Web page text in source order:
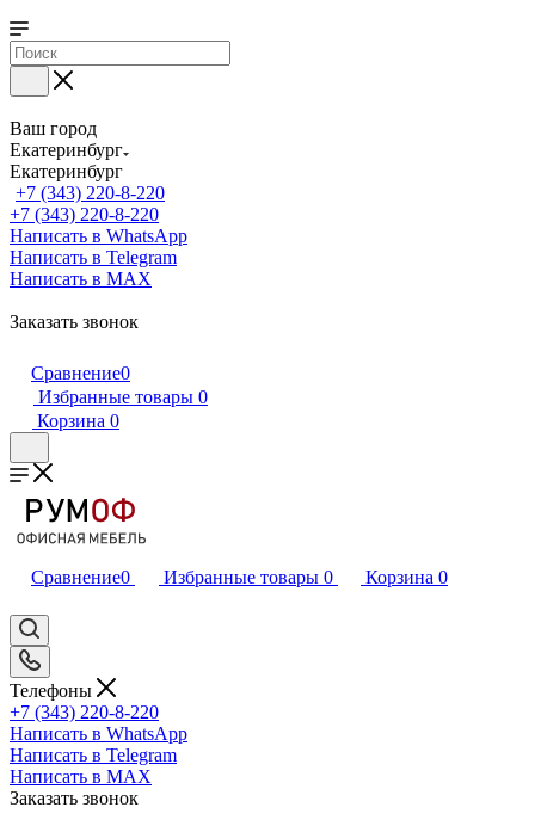
Ваш город
Екатеринбург
Екатеринбург
+7 (343) 220-8-220
+7 (343) 220-8-220
Написать в WhatsApp
Написать в Telegram
Написать в MAX
Заказать звонок
Сравнение0
Избранные товары 0
Корзина 0
Сравнение0 Избранные товары 0 Корзина 0
Телефоны
+7 (343) 220-8-220
Написать в WhatsApp
Написать в Telegram
Написать в MAX
Заказать звонок